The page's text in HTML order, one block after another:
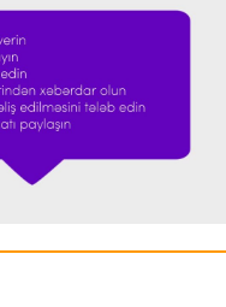
sui-
- FIFPRO-dan İnfantinoya
pilota çevrilib"